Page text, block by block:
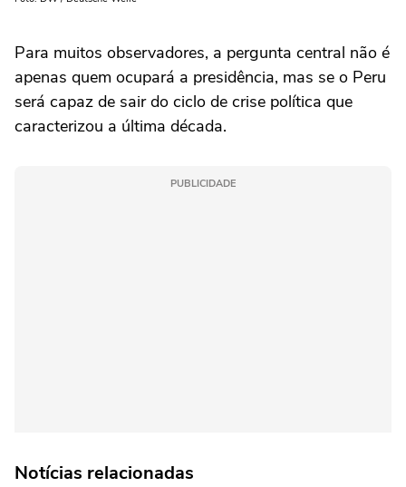
Para muitos observadores, a pergunta central não é
apenas quem ocupará a presidência, mas se o Peru
será capaz de sair do ciclo de crise política que
caracterizou a última década.
PUBLICIDADE
Notícias relacionadas